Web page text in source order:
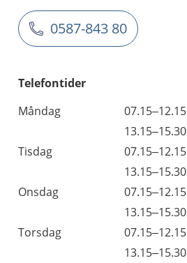
0587-843 80
Telefontider
Måndag
07.15–12.15
13.15–15.30
Tisdag
07.15–12.15
13.15–15.30
Onsdag
07.15–12.15
13.15–15.30
Torsdag
07.15–12.15
13.15–15.30